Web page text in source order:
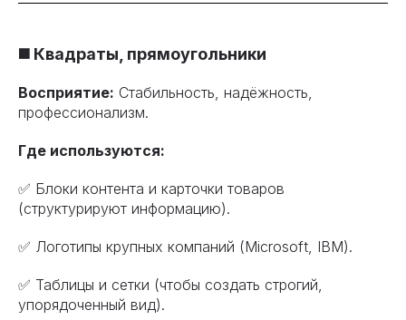
◼️ Квадраты, прямоугольники
Восприятие: Стабильность, надёжность,
профессионализм.
Где используются:
✅ Блоки контента и карточки товаров
(структурируют информацию).
✅ Логотипы крупных компаний (Microsoft, IBM).
✅ Таблицы и сетки (чтобы создать строгий,
упорядоченный вид).